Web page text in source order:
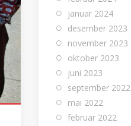
januar 2024
desember 2023
november 2023
oktober 2023
juni 2023
september 2022
mai 2022
februar 2022